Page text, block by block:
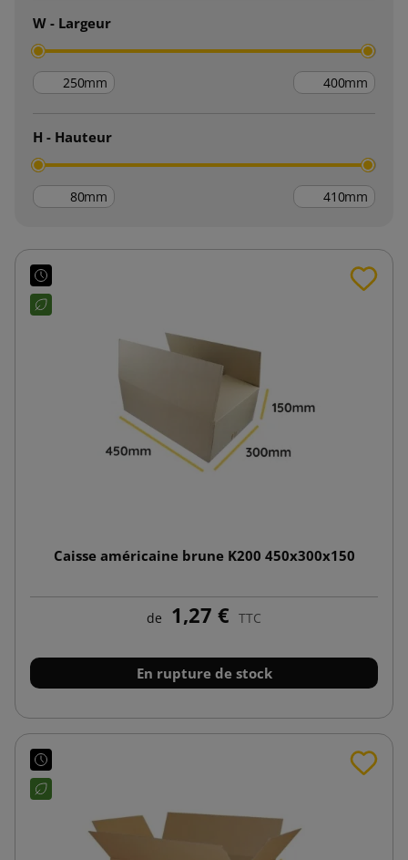
W - Largeur
mm mm
H - Hauteur
mm mm
Caisse américaine brune K200 450x300x150
de 1,27 € TTC
En rupture de stock